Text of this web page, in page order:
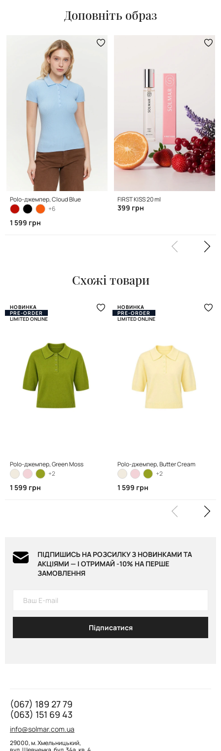
Доповніть образ
Polo-джемпер, Cloud Blue
+6
1 599 грн
FIRST KISS 20 ml
399 грн
Схожі товари
НОВИНКА
PRE-ORDER
LIMITED ONLINE
Polo-джемпер, Green Moss
+2
1 599 грн
НОВИНКА
PRE-ORDER
LIMITED ONLINE
Polo-джемпер, Butter Cream
+2
1 599 грн
ПІДПИШИСЬ НА РОЗСИЛКУ З НОВИНКАМИ ТА
АКЦІЯМИ — І ОТРИМАЙ -10% НА ПЕРШЕ
ЗАМОВЛЕННЯ
Підписатися
(067) 189 27 79
(063) 151 69 43
info@solmar.com.ua
29000, м. Хмельницький,